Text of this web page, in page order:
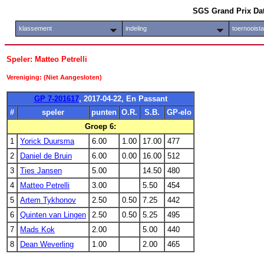
SGS Grand Prix
klassement indeling
Speler: Matteo Petrelli
Vereniging: (Niet Aangesloten)
GP 7-201617, 2017-04-22, En Passant
#
speler punten O.R. S.B.
GP-elo
Groep 6:
1
Yorick Duursma 6.00 1.00 17.00
477
2
Daniel de Bruin 6.00 0.00 16.00
512
3
Ties Jansen 5.00 14.50
480
4
Matteo Petrelli 3.00 5.50
454
5
Artem Tykhonov 2.50 0.50 7.25
442
6
Quinten van Lingen 2.50 0.50 5.25
495
7
Mads Kok 2.00 5.00
440
8
Dean Weverling 1.00 2.00 465